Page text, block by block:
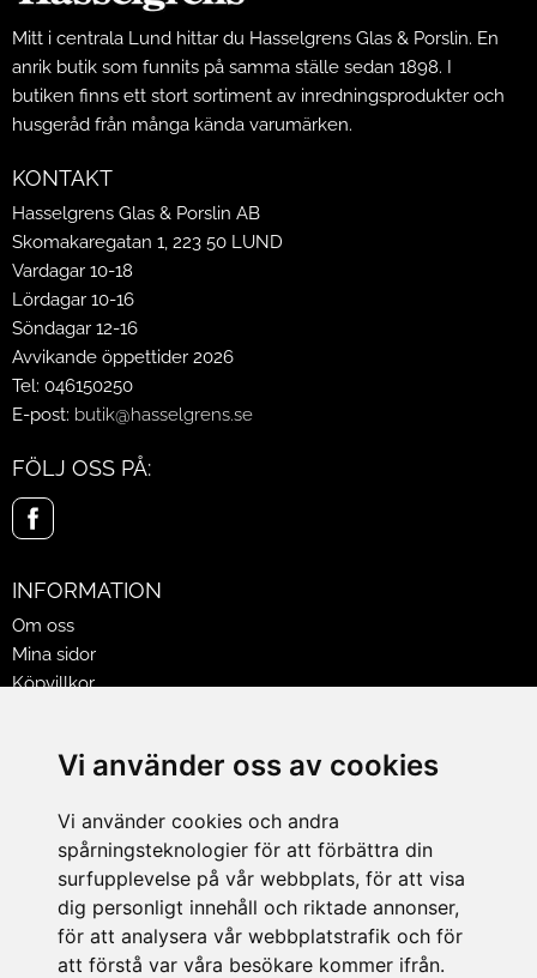
Vi använder oss av cookies
Vi använder cookies och andra
spårningsteknologier för att förbättra din
surfupplevelse på vår webbplats, för att visa
dig personligt innehåll och riktade annonser,
för att analysera vår webbplatstrafik och för
att förstå var våra besökare kommer ifrån.
Mitt i centrala Lund hittar du Hasselgrens Glas & Porslin. En
anrik butik som funnits på samma ställe sedan 1898. I
butiken finns ett stort sortiment av inredningsprodukter och
husgeråd från många kända varumärken.
KONTAKT
Hasselgrens Glas & Porslin AB
Skomakaregatan 1, 223 50 LUND
Vardagar 10-18
Lördagar 10-16
Söndagar 12-16
Avvikande öppettider 2026
Tel: 046150250
E-post: butik@hasselgrens.se
FÖLJ OSS PÅ:
INFORMATION
Om oss
Mina sidor
Köpvillkor
Jobba på Hasselgrens
LEVERANS
BETALNINGSSÄTT